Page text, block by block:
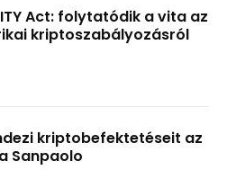
Act: folytatódik a vita az
kriptoszabályozásról
kriptobefektetéseit az
Sanpaolo